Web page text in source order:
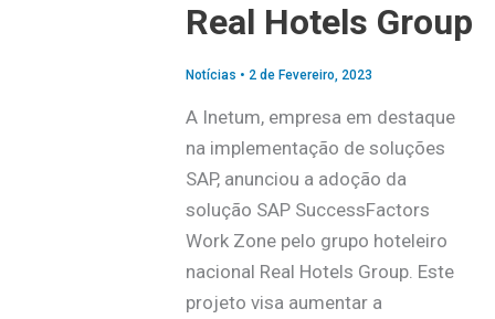
Real Hotels Group
Notícias • 2 de Fevereiro, 2023
A Inetum, empresa em destaque
na implementação de soluções
SAP, anunciou a adoção da
solução SAP SuccessFactors
Work Zone pelo grupo hoteleiro
nacional Real Hotels Group. Este
projeto visa aumentar a